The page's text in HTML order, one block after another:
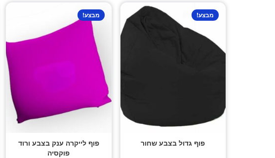
פוף גדול בצבע שחור
מבצע!
פוף לייקרה ענק בצבע ורוד
פוקסיה
מבצע!